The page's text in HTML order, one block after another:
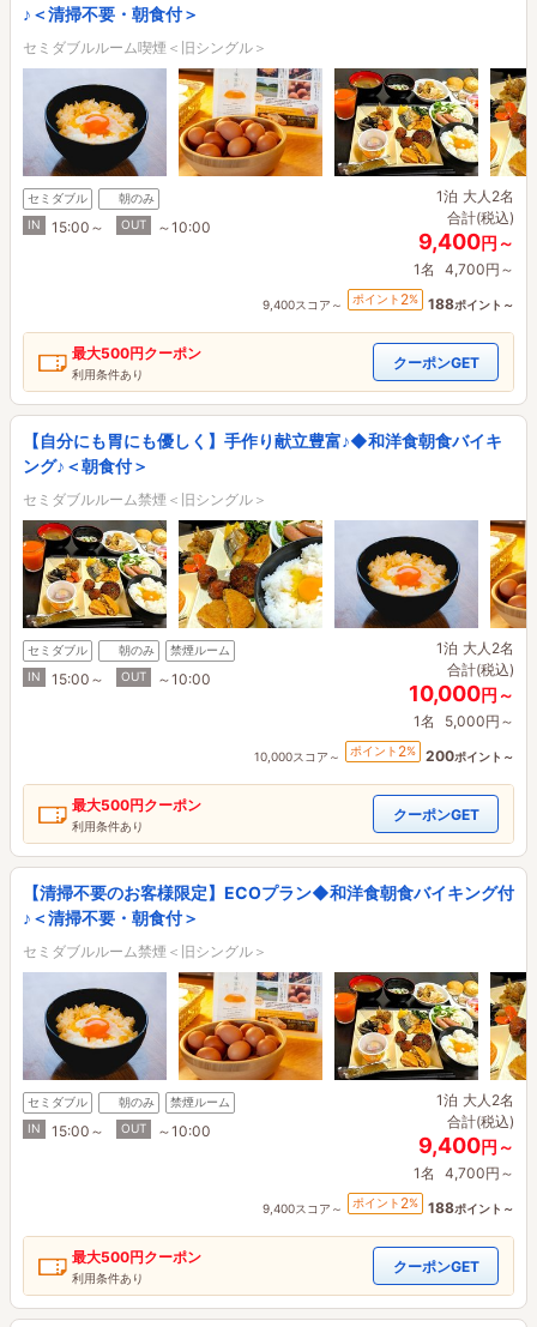
♪＜清掃不要・朝食付＞
セミダブルルーム喫煙＜旧シングル＞
セミダブル
朝のみ
IN
15:00～ OUT ～10:00
1泊 大人2名
合計(税込)
9,400円～
1名 4,700円～
9,400スコア～ ポイント 2% 188ポイント～
最大500円クーポン
利用条件あり
クーポンGET
【自分にも胃にも優しく】手作り献立豊富♪◆和洋食朝食バイキ
ング♪＜朝食付＞
セミダブルルーム禁煙＜旧シングル＞
セミダブル 朝のみ
禁煙ルーム
IN
15:00～ OUT ～10:00
1泊 大人2名
合計(税込)
10,000円～
1名 5,000円～
10,000スコア～ ポイント 2% 200ポイント～
最大500円クーポン
利用条件あり
クーポンGET
【清掃不要のお客様限定】ECOプラン◆和洋食朝食バイキング付
♪＜清掃不要・朝食付＞
セミダブルルーム禁煙＜旧シングル＞
セミダブル 朝のみ
禁煙ルーム
IN
15:00～ OUT ～10:00
1泊 大人2名
合計(税込)
9,400円～
1名 4,700円～
9,400スコア～ ポイント 2% 188ポイント～
最大500円クーポン
利用条件あり
クーポンGET